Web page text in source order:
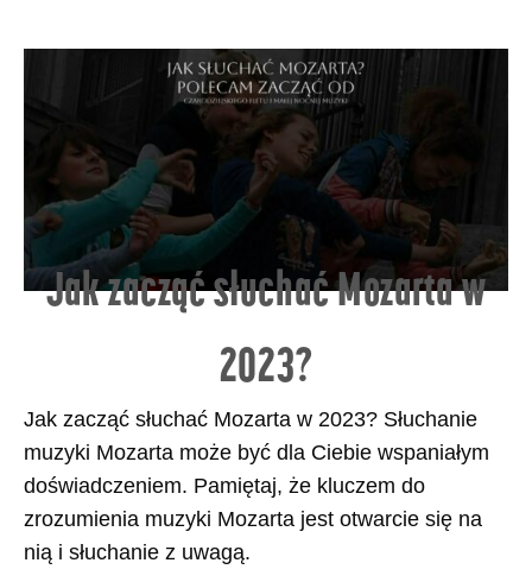
Jak zacząć słuchać Mozarta w
2023?
Jak zacząć słuchać Mozarta w 2023? Słuchanie
muzyki Mozarta może być dla Ciebie wspaniałym
doświadczeniem. Pamiętaj, że kluczem do
zrozumienia muzyki Mozarta jest otwarcie się na
nią i słuchanie z uwagą.